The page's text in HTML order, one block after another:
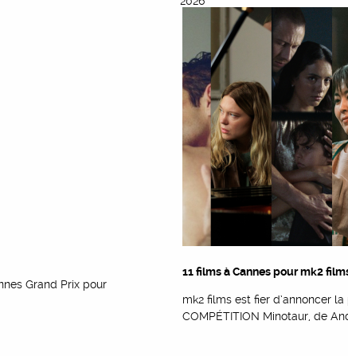
Grand Prix pour
11 films à Cannes pour mk2
mk2 films est fier d’annoncer
COMPÉTITION Minotaur, de